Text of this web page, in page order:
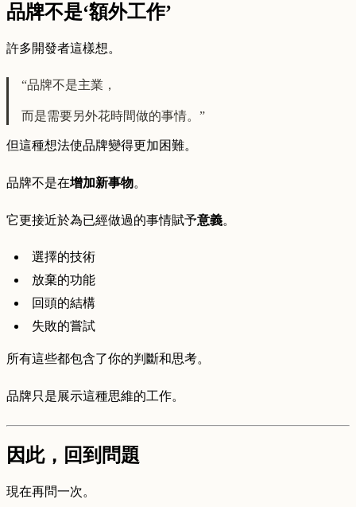
品牌不是‘額外工作’
許多開發者這樣想。
“品牌不是主業，
而是需要另外花時間做的事情。”
但這種想法使品牌變得更加困難。
品牌不是在增加新事物。
它更接近於為已經做過的事情賦予意義。
選擇的技術
放棄的功能
回頭的結構
失敗的嘗試
所有這些都包含了你的判斷和思考。
品牌只是展示這種思維的工作。
因此，回到問題
現在再問一次。